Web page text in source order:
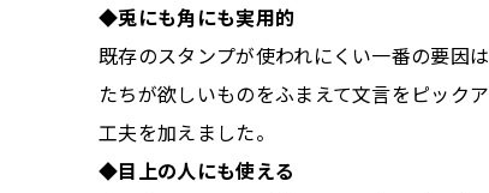
◆兎にも角にも実用的
既存のスタンプが使われにくい一番の要因
たちが欲しいものをふまえて文言をピック
工夫を加えました。
◆目上の人にも使える